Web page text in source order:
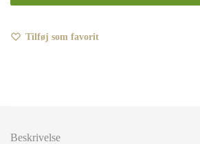
Tilføj som favorit
Beskrivelse